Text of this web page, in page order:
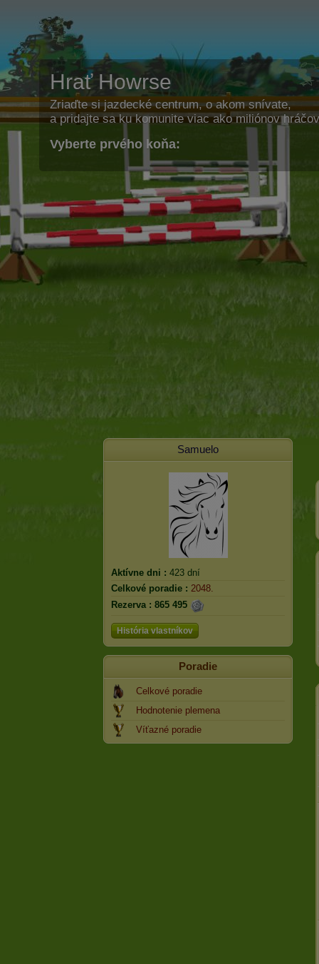
Hrať Howrse
Zriaďte si jazdecké centrum, o akom snívate,
a pridajte sa ku komunite viac ako miliónov
Vyberte prvého koňa:
Samuelo
Aktívne dni : 423 dní
Celkové poradie : 2048.
Rezerva : 865 495
História vlastníkov
Poradie
Celkové poradie
Hodnotenie plemena
Víťazné poradie